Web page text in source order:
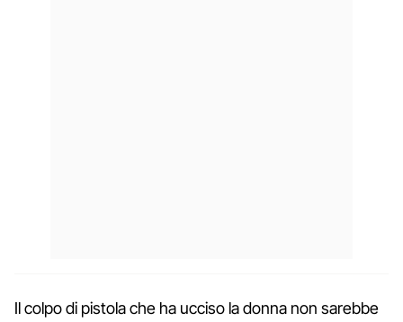
Il colpo di pistola che ha ucciso la donna non sarebbe